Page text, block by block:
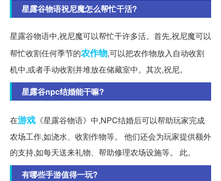
星露谷物语祝尼魔怎么帮忙干活?
星露谷物语中,祝尼魔可以帮忙干许多活。首先,祝尼魔可以
帮忙收割任何季节的农作物,可以把农作物放入自动收割
机中,或者手动收割并堆放在储藏室中。其次,祝尼。
星露谷npc结婚能干嘛?
在游戏 《星露谷物语》中,NPC结婚后可以帮助玩家完成
农场工作,如浇水、收割作物等。 他们还会为玩家提供额外
的支持,如每天送来礼物、帮助修理农场设施等。 此。
有哪些手游值得一玩?